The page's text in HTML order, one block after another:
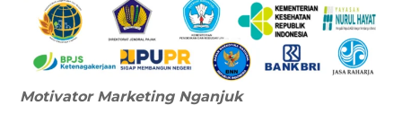
Motivator Marketing Nganjuk